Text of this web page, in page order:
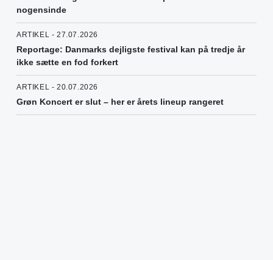
nogensinde
ARTIKEL - 27.07.2026
Reportage: Danmarks dejligste festival kan på tredje år
ikke sætte en fod forkert
ARTIKEL - 20.07.2026
Grøn Koncert er slut – her er årets lineup rangeret